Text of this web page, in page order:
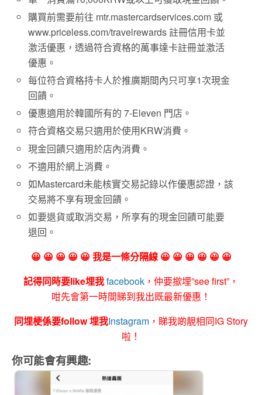
購買前需要前往 mtr.mastercardservices.com 或
www.priceless.com/travelrewards 註冊信用卡並
激活優惠，透過符合資格的萬事達卡註冊並激活
優惠。
每位符合資格持卡人於推廣期間內只可享1次現金
回饋。
優惠適用於韓國所有的 7-Eleven 門店。
符合資格交易只適用於使用KRW消費。
現金回饋只適用於店內消費。
不適用於網上消費。
如Mastercard未能核實交易記錄以作優惠認證，該
交易將不享有現金回饋。
如要退貨或取消交易，所享有的現金回饋可能要
退回。
😀 😀 😀 😀 😀 我是一條分隔線 😀 😀 😀 😀 😀 😀
記得同時要like埋我facebook ，仲要撳埋”see first”，
咁先會第一時間睇到我出既最新優惠！
同埋梗係要follow 埋我Instagram ，睇我啲靚相同IG Story
啦！
你可能會有興趣: